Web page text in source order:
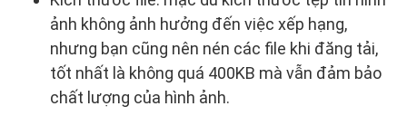
ảnh không ảnh hưởng đến việc xếp hạng,
nhưng bạn cũng nên nén các file khi đăng tải,
tốt nhất là không quá 400KB mà vẫn đảm bảo
chất lượng của hình ảnh.